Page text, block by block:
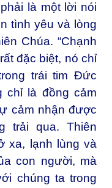
là một lời nói
tình yêu và lòng
Chúa. “Chạnh
đặc biệt, nó chỉ
trái tim Đức
chỉ là đồng cảm
cảm nhận được
trải qua. Thiên
xa, lạnh lùng và
con người, mà
chúng ta trong